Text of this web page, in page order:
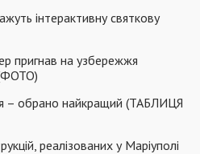
інтерактивну святкову
пригнав на узбережжя
– обрано найкращий (ТАБЛИЦЯ
реалізованих у Маріуполі